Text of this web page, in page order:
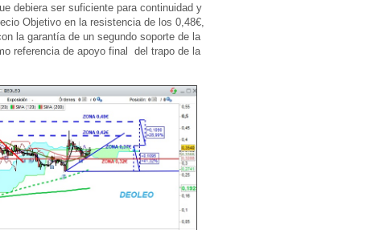
debiera ser suficiente para continuidad y
Objetivo en la resistencia de los 0,48€,
la garantía de un segundo soporte de la
referencia de apoyo final del trapo de la